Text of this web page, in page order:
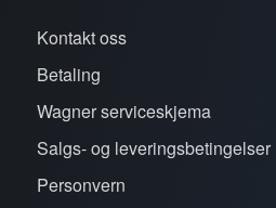
Kontakt oss
Betaling
Wagner serviceskjema
Salgs- og leveringsbetingelser
Personvern